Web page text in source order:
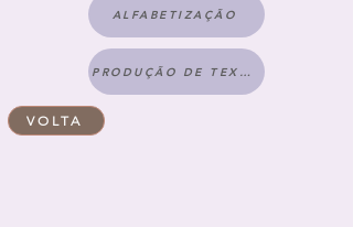
ALFABETIZAÇÃO
PRODUÇÃO DE TEXTO
VOLTA